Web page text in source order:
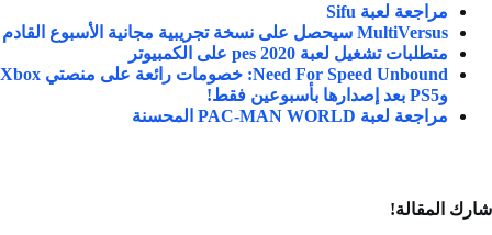
مراجعة لعبة Sifu
MultiVersus سيحصل على نسخة تجريبية مجانية الأسبوع القادم
متطلبات تشغيل لعبة pes 2020 على الكمبيوتر
Need For Speed Unbound: خصومات رائعة على منصتي Xbox
وPS5 بعد إصدارها بأسبوعين فقط!
مراجعة لعبة PAC-MAN WORLD المحسنة
شارك المقالة!